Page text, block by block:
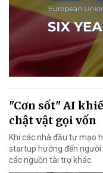
"Cơn sốt" AI
chật vật gọi vốn
Khi các nhà đầu tư mạo
startup hướng đến người
các nguồn tài trợ khác.